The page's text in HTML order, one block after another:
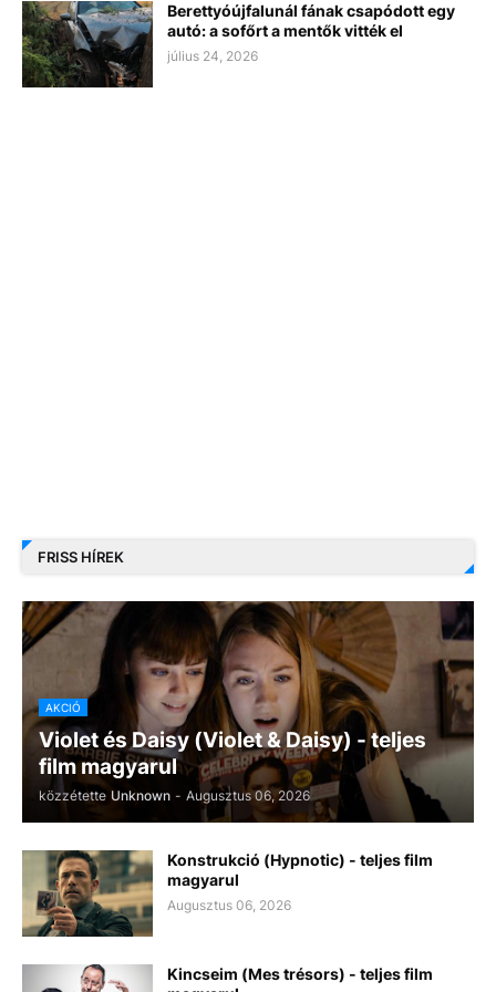
Berettyóújfalunál fának csapódott egy
autó: a sofőrt a mentők vitték el
július 24, 2026
FRISS HÍREK
AKCIÓ
Violet és Daisy (Violet & Daisy) - teljes
film magyarul
közzétette Unknown - Augusztus 06, 2026
Konstrukció (Hypnotic) - teljes film
magyarul
Augusztus 06, 2026
Kincseim (Mes trésors) - teljes film